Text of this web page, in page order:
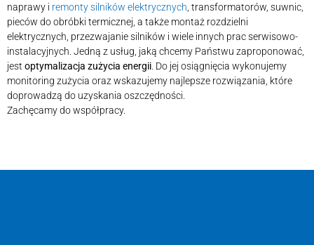
naprawy i remonty silników elektrycznych , transformatorów, suwnic,
pieców do obróbki termicznej, a także montaż rozdzielni
elektrycznych, przezwajanie silników i wiele innych prac serwisowo-
instalacyjnych. Jedną z usług, jaką chcemy Państwu zaproponować,
jest optymalizacja zużycia energii . Do jej osiągnięcia wykonujemy
monitoring zużycia oraz wskazujemy najlepsze rozwiązania, które
doprowadzą do uzyskania oszczędności.
Zachęcamy do współpracy.